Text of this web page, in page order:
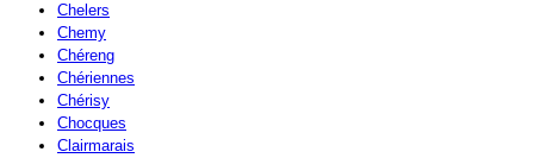
Chelers
Chemy
Chéreng
Chériennes
Chérisy
Chocques
Clairmarais